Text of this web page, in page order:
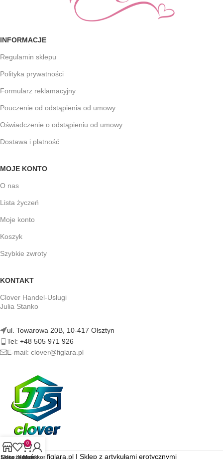
INFORMACJE
Regulamin sklepu
Polityka prywatności
Formularz reklamacyjny
Pouczenie od odstąpienia od umowy
Oświadczenie o odstąpieniu od umowy
Dostawa i płatność
MOJE KONTO
O nas
Lista życzeń
Moje konto
Koszyk
Szybkie zwroty
KONTAKT
Clover Handel-Usługi
Julia Stanko
ul. Towarowa 20B, 10-417 Olsztyn
Tel: +48 505 971 926
E-mail: clover@figlara.pl
figlara.pl | Sklep z artykułami erotycznymi
Sklep
Lista życzeń
0
Koszyk
Moje konto